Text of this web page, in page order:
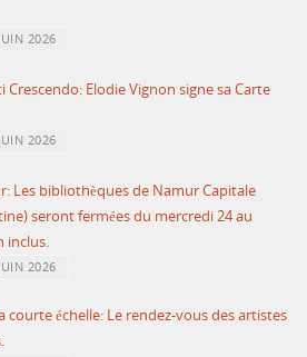
2026
Crescendo: Elodie Vignon signe sa Carte
2026
Les bibliothèques de Namur Capitale
seront fermées du mercredi 24 au
inclus.
2026
courte échelle: Le rendez-vous des artistes